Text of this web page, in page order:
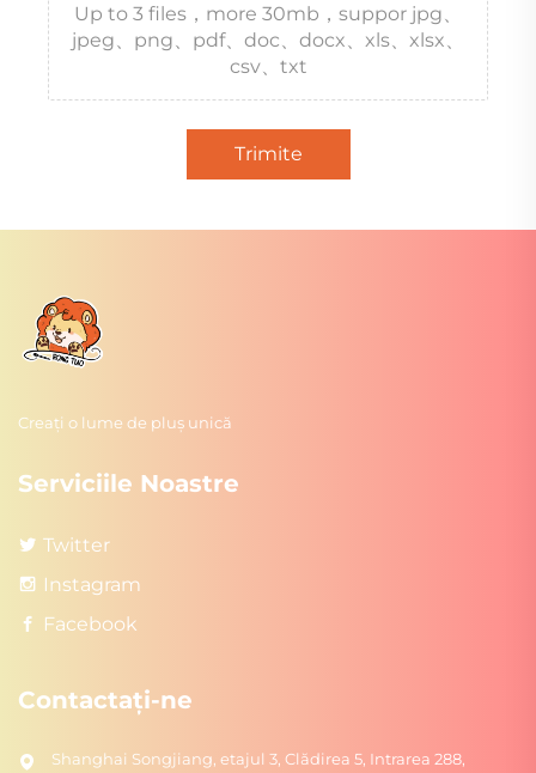
Up to 3 files，more 30mb，suppor jpg、
jpeg、png、pdf、doc、docx、xls、xlsx、
csv、txt
Trimite
Creați o lume de pluș unică
Serviciile Noastre
Twitter
Instagram
Facebook
Contactați-ne
Shanghai Songjiang, etajul 3, Clădirea 5, Intrarea 288,